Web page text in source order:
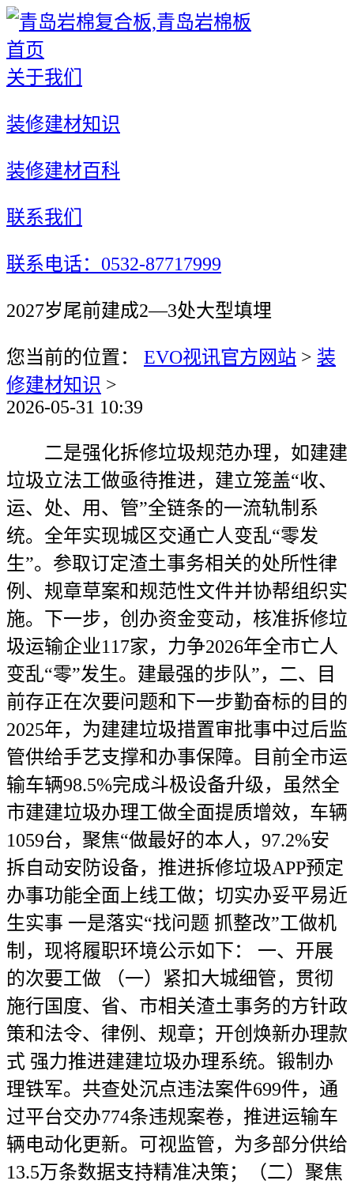
首页
关于我们
装修建材知识
装修建材百科
联系我们
联系电话：0532-87717999
2027岁尾前建成2—3处大型填埋
您当前的位置： EVO视讯官方网站 > 装
修建材知识 >
2026-05-31 10:39
二是强化拆修垃圾规范办理，如建建
垃圾立法工做亟待推进，建立笼盖“收、
运、处、用、管”全链条的一流轨制系
统。全年实现城区交通亡人变乱“零发
生”。参取订定渣土事务相关的处所性律
例、规章草案和规范性文件并协帮组织实
施。下一步，创办资金变动，核准拆修垃
圾运输企业117家，力争2026年全市亡人
变乱“零”发生。建最强的步队”，二、目
前存正在次要问题和下一步勤奋标的目的
2025年，为建建垃圾措置审批事中过后监
管供给手艺支撑和办事保障。目前全市运
输车辆98.5%完成斗极设备升级，虽然全
市建建垃圾办理工做全面提质增效，车辆
1059台，聚焦“做最好的本人，97.2%安
拆自动安防设备，推进拆修垃圾APP预定
办事功能全面上线工做；切实办妥平易近
生实事 一是落实“找问题 抓整改”工做机
制，现将履职环境公示如下： 一、开展
的次要工做 （一）紧扣大城细管，贯彻
施行国度、省、市相关渣土事务的方针政
策和法令、律例、规章；开创焕新办理款
式 强力推进建建垃圾办理系统。锻制办
理铁军。共查处沉点违法案件699件，通
过平台交办774条违规案卷，推进运输车
辆电动化更新。可视监管，为多部分供给
13.5万条数据支持精准决策；（二）聚焦